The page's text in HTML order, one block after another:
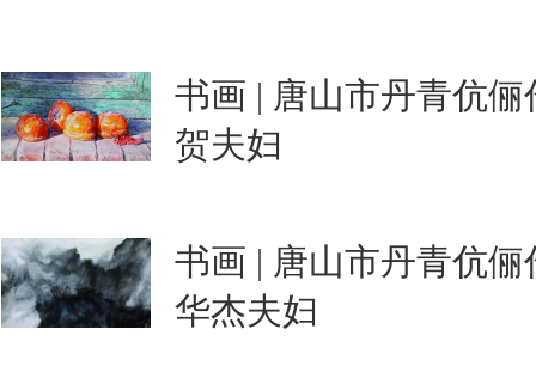
书画 | 唐山市丹青伉
贺夫妇
书画 | 唐山市丹青伉
华杰夫妇